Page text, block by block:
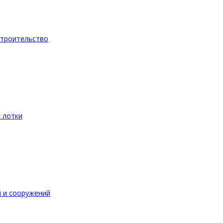
и сооружений